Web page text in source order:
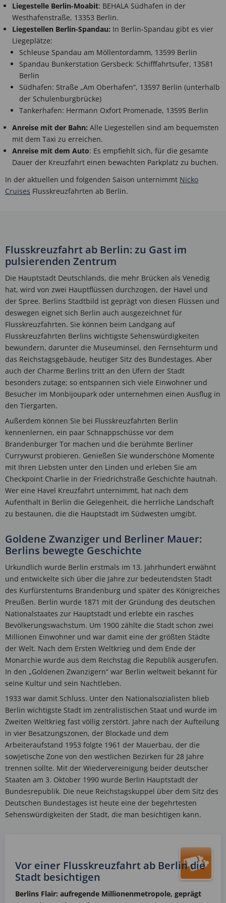
Liegestelle Berlin-Moabit: BEHALA Südhafen in der
Westhafenstraße, 13353 Berlin.
Liegestellen Berlin-Spandau: In Berlin-Spandau gibt es vier
Liegeplätze:
Schleuse Spandau am Möllentordamm, 13599 Berlin
Spandau Bunkerstation Gersbeck: Schifffahrtsufer, 13581
Berlin
Südhafen: Straße „Am Oberhafen“, 13597 Berlin (unterhalb
der Schulenburgbrücke)
Tankerhafen: Hermann Oxfort Promenade, 13595 Berlin
Anreise mit der Bahn: Alle Liegestellen sind am bequemsten
mit dem Taxi zu erreichen.
Anreise mit dem Auto: Es empfiehlt sich, für die gesamte
Dauer der Kreuzfahrt einen bewachten Parkplatz zu buchen.
In der aktuellen und folgenden Saison unternimmt Nicko
Cruises Flusskreuzfahrten ab Berlin.
Flusskreuzfahrt ab Berlin: zu Gast im
pulsierenden Zentrum
Die Hauptstadt Deutschlands, die mehr Brücken als Venedig
hat, wird von zwei Hauptflüssen durchzogen, der Havel und
der Spree. Berlins Stadtbild ist geprägt von diesen Flüssen und
deswegen eignet sich Berlin auch ausgezeichnet für
Flusskreuzfahrten. Sie können beim Landgang auf
Flusskreuzfahrten Berlins wichtigste Sehenswürdigkeiten
bewundern, darunter die Museuminsel, den Fernsehturm und
das Reichstagsgebäude, heutiger Sitz des Bundestages. Aber
auch der Charme Berlins tritt an den Ufern der Stadt
besonders zutage; so entspannen sich viele Einwohner und
Besucher im Monbijoupark oder unternehmen einen Ausflug in
den Tiergarten.
Außerdem können Sie bei Flusskreuzfahrten Berlin
kennenlernen, ein paar Schnappschüsse vor dem
Brandenburger Tor machen und die berühmte Berliner
Currywurst probieren. Genießen Sie wunderschöne Momente
mit Ihren Liebsten unter den Linden und erleben Sie am
Checkpoint Charlie in der Friedrichstraße Geschichte hautnah.
Wer eine Havel Kreuzfahrt unternimmt, hat nach dem
Aufenthalt in Berlin die Gelegenheit, die herrliche Landschaft
zu bestaunen, die die Hauptstadt im Südwesten umgibt.
Goldene Zwanziger und Berliner Mauer:
Berlins bewegte Geschichte
Urkundlich wurde Berlin erstmals im 13. Jahrhundert erwähnt
und entwickelte sich über die Jahre zur bedeutendsten Stadt
des Kurfürstentums Brandenburg und später des Königreiches
Preußen. Berlin wurde 1871 mit der Gründung des deutschen
Nationalstaates zur Hauptstadt und erlebte ein rasches
Bevölkerungswachstum. Um 1900 zählte die Stadt schon zwei
Millionen Einwohner und war damit eine der größten Städte
der Welt. Nach dem Ersten Weltkrieg und dem Ende der
Monarchie wurde aus dem Reichstag die Republik ausgerufen.
In den „Goldenen Zwanzigern“ war Berlin weltweit bekannt für
seine Kultur und sein Nachtleben.
1933 war damit Schluss. Unter den Nationalsozialisten blieb
Berlin wichtigste Stadt im zentralistischen Staat und wurde im
Zweiten Weltkrieg fast völlig zerstört. Jahre nach der Aufteilung
in vier Besatzungszonen, der Blockade und dem
Arbeiteraufstand 1953 folgte 1961 der Mauerbau, der die
sowjetische Zone von den westlichen Bezirken für 28 Jahre
trennen sollte. Mit der Wiedervereinigung beider deutscher
Staaten am 3. Oktober 1990 wurde Berlin Hauptstadt der
Bundesrepublik. Die neue Reichstagskuppel über dem Sitz des
Deutschen Bundestages ist heute eine der begehrtesten
Sehenswürdigkeiten der Stadt, die man besichtigen kann.
Vor einer Flusskreuzfahrt ab Berlin die
Stadt besichtigen
Berlins Flair: aufregende Millionenmetropole, geprägt